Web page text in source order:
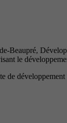
le
de